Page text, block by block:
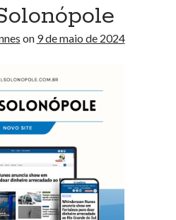
on 9 de maio de 2024